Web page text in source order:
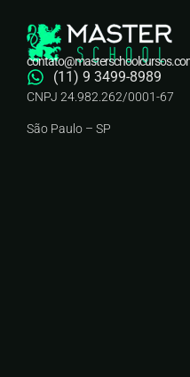
(11) 9 3499-8989
CNPJ 24.982.262/0001-67
São Paulo – SP